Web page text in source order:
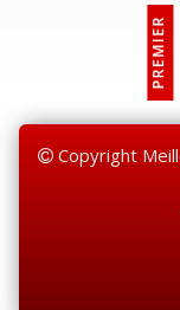
Copyright